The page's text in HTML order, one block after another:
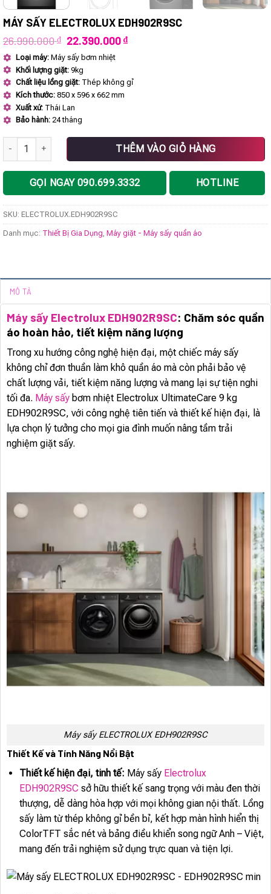
MÁY SẤY ELECTROLUX EDH902R9SC
26.990.000₫ Giá
gốc
là:
26.990.000 ₫.
22.390.000₫Giá
22.390.000 ₫.
Loại máy: Máy sấy bơm nhiệt
Khối lượng giặt: 9kg
Chất liệu lồng giặt: Thép không gỉ
Kích thước: 850 x 596 x 662 mm
Xuất xứ: Thái Lan
Bảo hành: 24 tháng
Máy sấy ELECTROLUX EDH902R9SC số lượng
THÊM VÀO GIỎ HÀNG
GỌI NGAY 090.699.3332 HOTLINE
SKU: ELECTROLUX.EDH902R9SC
Danh mục: Thiết Bị Gia Dụng Máy giặt - Máy sấy quần áo
MÔ TẢ
Máy sấy Electrolux EDH902R9SC: Chăm sóc quần
áo hoàn hảo, tiết kiệm năng lượng
Trong xu hướng công nghệ hiện đại, một chiếc máy sấy
không chỉ đơn thuần làm khô quần áo mà còn phải bảo vệ
chất lượng vải, tiết kiệm năng lượng và mang lại sự tiện nghi
tối đa. Máy sấy bơm nhiệt Electrolux UltimateCare 9 kg
EDH902R9SC, với công nghệ tiên tiến và thiết kế hiện đại, là
lựa chọn lý tưởng cho mọi gia đình muốn nâng tầm trải
nghiệm giặt sấy.
Máy sấy ELECTROLUX EDH902R9SC
Thiết Kế và Tính Năng Nổi Bật
Thiết kế hiện đại, tinh tế: Máy sấy Electrolux
EDH902R9SC sở hữu thiết kế sang trọng với màu đen thời
thượng, dễ dàng hòa hợp với mọi không gian nội thất. Lồng
sấy làm từ thép không gỉ bền bỉ, kết hợp màn hình hiển thị
ColorTFT sắc nét và bảng điều khiển song ngữ Anh – Việt,
mang đến trải nghiệm sử dụng trực quan và tiện lợi.